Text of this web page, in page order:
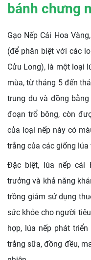
bánh chưng
Gạo Nếp Cái Hoa
(để phân biệt với các
Cửu Long), là một loại
mùa, từ tháng 5 đến
trung du và đồng
đoạn trổ bông, còn
của loại nếp này có
trắng của các giống
Đặc biệt, lúa nếp cái
trưởng và khả năng
trồng giảm sử dụng
sức khỏe cho người
hợp, lúa nếp phát
trắng sữa, đồng đều,